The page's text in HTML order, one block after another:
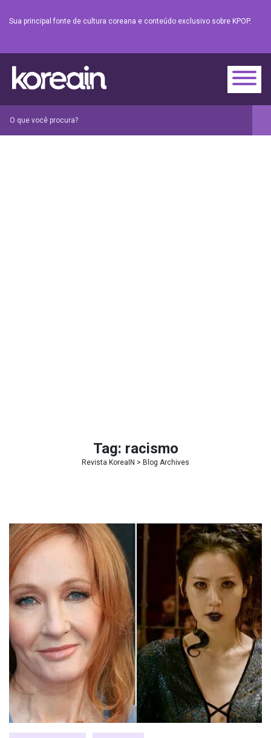
Sua principal fonte de cultura coreana e conteúdo exclusivo sobre KPOP.
Tag: racismo
Revista KoreaIN > Blog Archives